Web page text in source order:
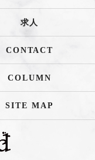
求人
CONTACT
COLUMN
SITE MAP